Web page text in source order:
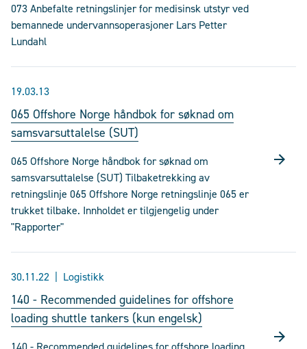
073 Anbefalte retningslinjer for medisinsk utstyr ved
bemannede undervannsoperasjoner Lars Petter
Lundahl
19.03.13
065 Offshore Norge håndbok for søknad om
samsvarsuttalelse (SUT)
065 Offshore Norge håndbok for søknad om
samsvarsuttalelse (SUT) Tilbaketrekking av
retningslinje 065 Offshore Norge retningslinje 065 er
trukket tilbake. Innholdet er tilgjengelig under
"Rapporter"
30.11.22 Logistikk
140 - Recommended guidelines for offshore
loading shuttle tankers (kun engelsk)